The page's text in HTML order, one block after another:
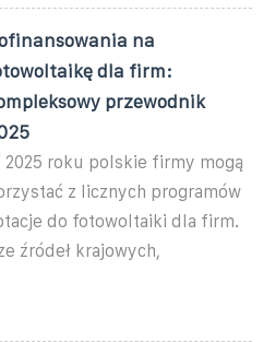
na
dla firm:
przewodnik
2025 roku polskie firmy mogą
z licznych programów
do fotowoltaiki dla firm.
źródeł krajowych,